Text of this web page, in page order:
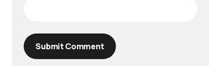
Submit Comment